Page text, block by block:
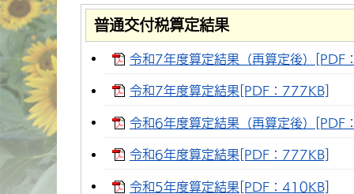
普通交付税算定結果
令和7年度算定結果（再算定後）[PDF
令和7年度算定結果[PDF：777KB]
令和6年度算定結果（再算定後）[PDF
令和6年度算定結果[PDF：777KB]
令和5年度算定結果[PDF：410KB]